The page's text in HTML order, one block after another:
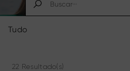
Tudo
22 Resultado(s)